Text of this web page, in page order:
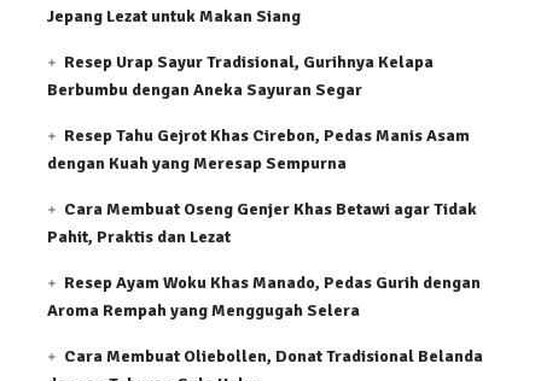
Jepang Lezat untuk Makan Siang
Resep Urap Sayur Tradisional, Gurihnya Kelapa
Berbumbu dengan Aneka Sayuran Segar
Resep Tahu Gejrot Khas Cirebon, Pedas Manis Asam
dengan Kuah yang Meresap Sempurna
Cara Membuat Oseng Genjer Khas Betawi agar Tidak
Pahit, Praktis dan Lezat
Resep Ayam Woku Khas Manado, Pedas Gurih dengan
Aroma Rempah yang Menggugah Selera
Cara Membuat Oliebollen, Donat Tradisional Belanda